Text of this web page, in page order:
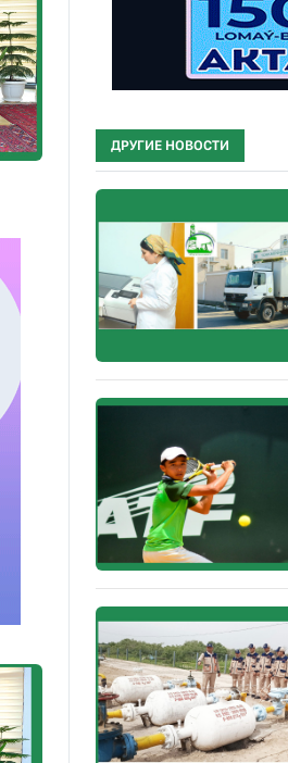
ДРУГИЕ НОВОСТИ